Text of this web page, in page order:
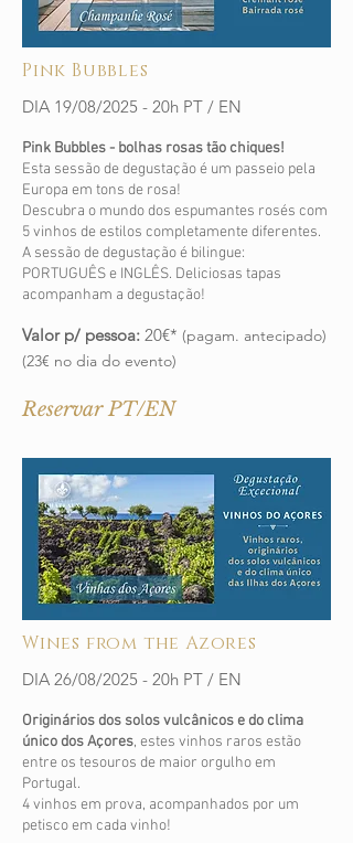
Pink Bubbles
DIA 19/08/2025 - 20h PT / EN
Pink Bubbles - bolhas rosas tão chiques!
Esta sessão de degustação é um passeio pela
Europa em tons de rosa!
Descubra o mundo dos espumantes rosés com
5 vinhos de estilos completamente diferentes.
A sessão de degustação é bilingue:
PORTUGUÊS e INGLÊS. Deliciosas tapas
acompanham a degustação!
Valor p/ pessoa: 20€* (pagam. antecipado)
(23€ no dia do evento)
Reservar PT/EN
Wines from the Azores
DIA 26/08/2025 - 20h PT / EN
Originários dos solos vulcânicos e do clima
único dos Açores, estes vinhos raros estão
entre os tesouros de maior orgulho em
Portugal.
4 vinhos em prova, acompanhados por um
petisco em cada vinho!